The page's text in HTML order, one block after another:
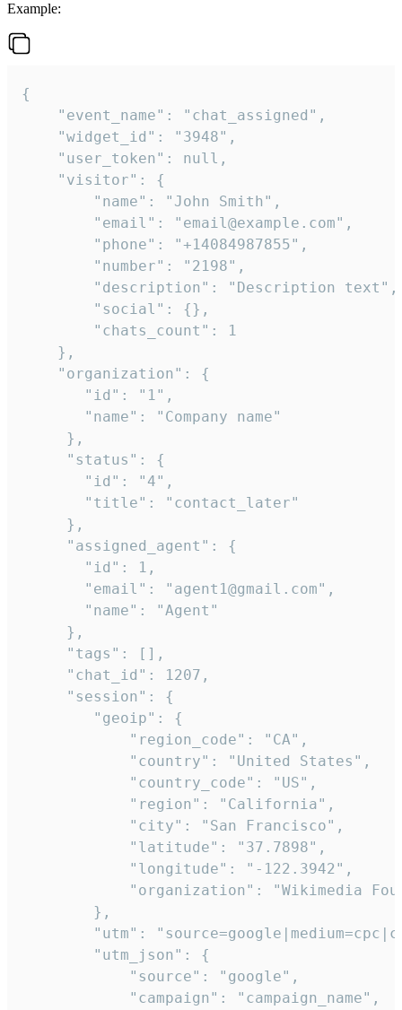
Example:
{
    "event_name": "chat_assigned",
    "widget_id": "3948",
    "user_token": null,
    "visitor": {
        "name": "John Smith",
        "email": "email@example.com",
        "phone": "+14084987855",
        "number": "2198",
        "description": "Description text",
        "social": {},
        "chats_count": 1
    },
    "organization": {
       "id": "1",
       "name": "Company name"
     },
     "status": {
       "id": "4",
       "title": "contact_later"
     },
     "assigned_agent": {
       "id": 1,
       "email": "agent1@gmail.com",
       "name": "Agent"
     },
     "tags": [],
     "chat_id": 1207,
     "session": {
        "geoip": {
            "region_code": "CA",
            "country": "United States",
            "country_code": "US",
            "region": "California",
            "city": "San Francisco",
            "latitude": "37.7898",
            "longitude": "-122.3942",
"organization": "Wikimedia
        },
"utm":
        "utm_json": {
            "source": "google",
            "campaign": "campaign_name",